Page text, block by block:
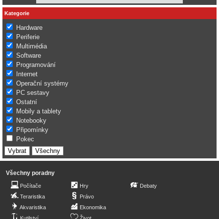
Kategorie
Hardware
Periferie
Multimédia
Software
Programování
Internet
Operační systémy
PC sestavy
Ostatní
Mobily a tablety
Notebooky
Připomínky
Pokec
Všechny poradny
Počítače
Teraristika
Akvaristika
Hry
Právo
Ekonomika
Debaty